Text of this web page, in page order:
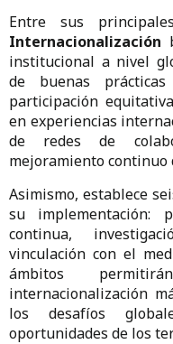
Entre sus
Internacionalización
institucional a nivel
de buenas
participación
en experiencias
de redes de
mejoramiento continuo
Asimismo, establece
su implementación:
continua,
vinculación con el
ámbitos
internacionalización
los desafíos
oportunidades de los